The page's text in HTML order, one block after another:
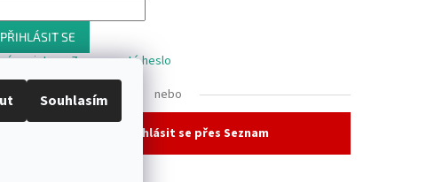
Souhlasím
PŘIHLÁSIT SE
registraceZapomenuté heslo
nebo
Přihlásit se přes Seznam